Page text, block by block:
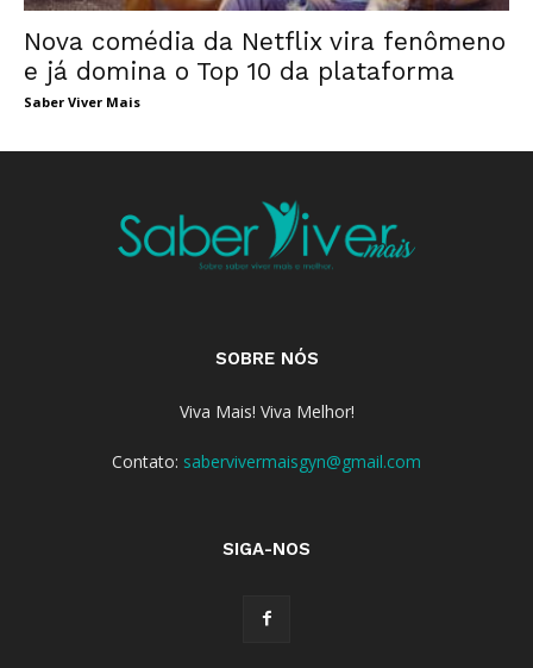
Nova comédia da Netflix vira fenômeno
e já domina o Top 10 da plataforma
Saber Viver Mais
SOBRE NÓS
Viva Mais! Viva Melhor!
Contato: sabervivermaisgyn@gmail.com
SIGA-NOS